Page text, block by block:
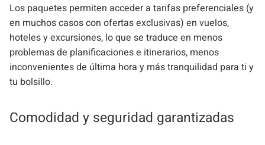
Los paquetes permiten acceder a tarifas preferenciales (y
en muchos casos con ofertas exclusivas) en vuelos,
hoteles y excursiones, lo que se traduce en menos
problemas de planificaciones e itinerarios, menos
inconvenientes de última hora y más tranquilidad para ti y
tu bolsillo.
Comodidad y seguridad garantizadas